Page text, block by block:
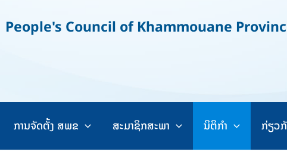
People's Council of Khammouane
ການຈັດຕັ້ງ ສພຂ ສະມາຊິກສະພາ ນິຕິກຳ ກ່ຽວ